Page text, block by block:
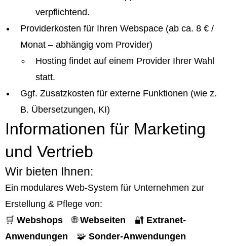
verpflichtend.
Providerkosten für Ihren Webspace (ab ca. 8 € /
Monat – abhängig vom Provider)
Hosting findet auf einem Provider Ihrer Wahl
statt.
Ggf. Zusatzkosten für externe Funktionen (wie z.
B. Übersetzungen, KI)
Informationen für Marketing
und Vertrieb
Wir bieten Ihnen:
Ein modulares Web-System für Unternehmen zur
Erstellung & Pflege von:
🛒 Webshops 🌐Webseiten 🔐 Extranet-
Anwendungen 🧩 Sonder-Anwendungen